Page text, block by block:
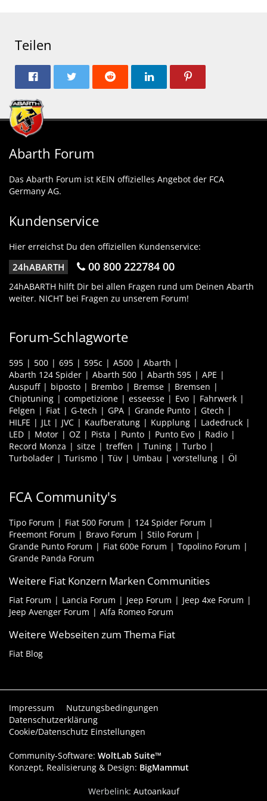
Teilen
Abarth Forum
Das Abarth Forum ist KEIN offizielles Angebot der FCA
Germany AG.
Kundenservice
Hier erreichst Du den offiziellen Kundenservice:
24hABARTH 00 800 222784 00
24hABARTH hilft Dir bei allen Fragen rund um Deinen Abarth
weiter. NICHT bei Fragen zu unserem Forum!
Forum-Schlagworte
595 500 695 595c A500
Abarth
Abarth 124 Spider
Abarth 500 Abarth 595
APE
Auspuff
biposto Brembo Bremse
Bremsen
Chiptuning
competizione esseesse Evo
Fahrwerk
Felgen
Fiat G-tech GPA Grande Punto
Gtech
HILFE
JLt JVC Kaufberatung Kupplung
Ladedruck
LED
Motor OZ Pista Punto Punto Evo
Radio
Record Monza
sitze treffen Tuning
Turbo
Turbolader
Turismo Tüv Umbau vorstellung Öl
FCA Community's
Tipo Forum Fiat 500 Forum
124 Spider Forum
Freemont Forum
Bravo Forum
Stilo Forum
Grande Punto Forum
Fiat 600e Forum
Topolino Forum
Grande Panda Forum
Weitere Fiat Konzern Marken Communities
Fiat Forum Lancia Forum Jeep Forum
Jeep 4xe Forum
Jeep Avenger Forum
Alfa Romeo Forum
Weitere Webseiten zum Thema Fiat
Fiat Blog
Impressum
Nutzungsbedingungen
Datenschutzerklärung
Cookie/Datenschutz Einstellungen
Community-Software: WoltLab Suite™
Konzept, Realisierung & Design: BigMammut
Werbelink: Autoankauf